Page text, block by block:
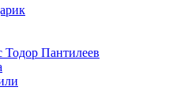
Тодор Пантилеев